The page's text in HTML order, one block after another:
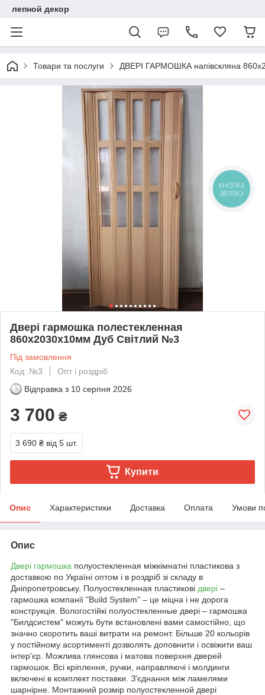
лепной декор
Товари та послуги ДВЕРІ ГАРМОШКА напівскляна
Двері гармошка полестекленная
860х2030х10мм Дуб Світлий №3
Під замовлення
Код: №3
Опт і роздріб
Відправка з 10 серпня 2026
3 700 ₴
3 690 ₴ від 5 шт.
Купити
Опис Характеристики Доставка Оплата Умови
Опис
Двері гармошка полуостекленная міжкімнатні пластикова з
доставкою по Україні оптом і в роздріб зі складу в
Дніпропетровську. Полуостекленная пластикові двері –
гармошка компанії "Build System" – це міцна і не дорога
конструкція. Вологостійкі полуостекленные двері – гармошка
"Билдсистем" можуть бути встановлені вами самостійно, що
значно скоротить ваші витрати на ремонт. Більше 20 кольорів
у постійному асортименті дозволять доповнити і освіжити ваш
інтер'єр. Можлива глянсова і матова поверхня дверей
гармошок. Всі кріплення, ручки, направляючі і молдинги
включені в комплект поставки. З'єднання між ламелями
шарнірне. Монтажний розмір полуостекленной двері
КНОПКА
ЗВ'ЯЗКУ